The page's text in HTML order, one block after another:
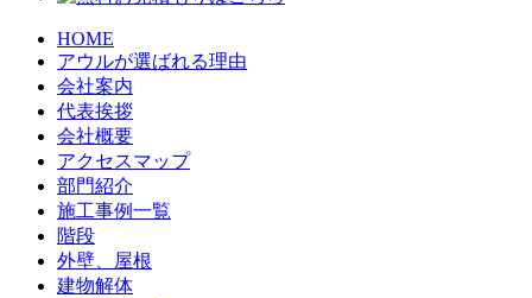
HOME
アウルが選ばれる理由
会社案内
代表挨拶
会社概要
アクセスマップ
部門紹介
施工事例一覧
階段
外壁、屋根
建物解体